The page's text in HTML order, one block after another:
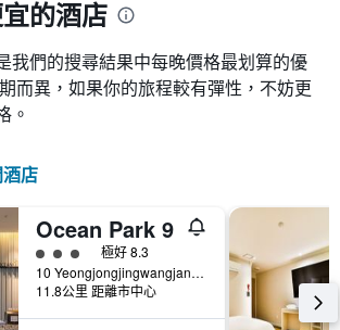
的酒店
我們的搜尋結果中每晚價格最划算的優
而異，如果你的旅程較有彈性，不妨更
。
店
Ocean Park 9
3星級評級極好 8.3
10 Yeongjongjingwangjang-ro, 仁川, 韓國
11.8公里 距離市中心